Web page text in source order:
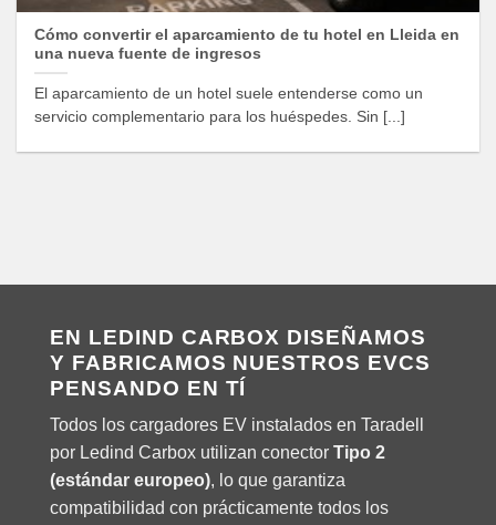
Cómo convertir el aparcamiento de tu hotel en Lleida en
una nueva fuente de ingresos
El aparcamiento de un hotel suele entenderse como un
servicio complementario para los huéspedes. Sin [...]
EN LEDIND CARBOX DISEÑAMOS
Y FABRICAMOS NUESTROS EVCS
PENSANDO EN TÍ
Todos los cargadores EV instalados en Taradell
por Ledind Carbox utilizan conector Tipo 2
(estándar europeo), lo que garantiza
compatibilidad con prácticamente todos los